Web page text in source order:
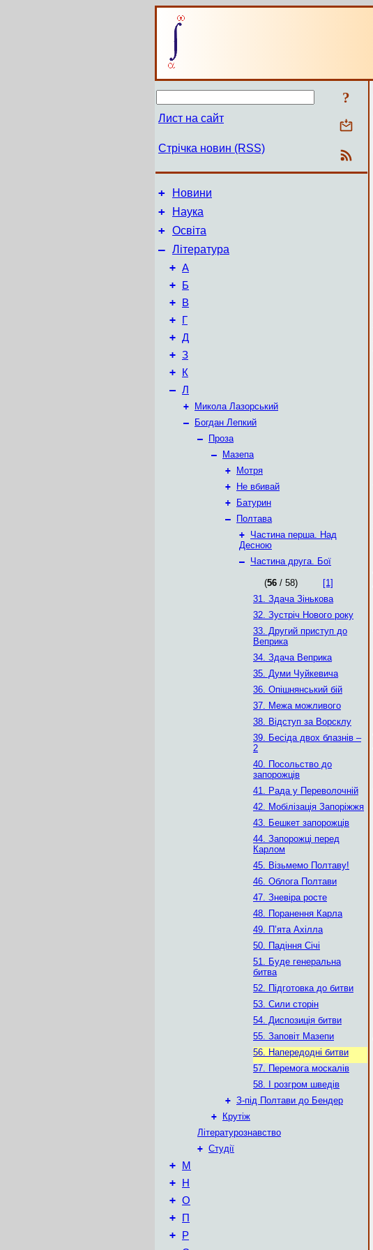
?
Лист на сайт
Стрічка новин (RSS)
+ Новини
+ Наука
+ Освіта
– Література
+ А
+ Б
+ В
+ Г
+ Д
+ З
+ К
– Л
+
Микола Лазорський
–
Богдан Лепкий
–
Проза
–
Мазепа
+
Мотря
+
Не вбивай
+
Батурин
–
Полтава
+ Частина перша. Над
Десною
– Частина друга. Бої
(56 / 58)
[1]
31. Здача Зінькова
32. Зустріч Нового року
33. Другий приступ до
Веприка
34. Здача Веприка
35. Думи Чуйкевича
36. Опішнянський бій
37. Межа можливого
38. Відступ за Ворсклу
39. Бесіда двох блазнів –
2
40. Посольство до
запорожців
41. Рада у Переволочній
42. Мобілізація Запоріжжя
43. Бешкет запорожців
44. Запорожці перед
Карлом
45. Візьмемо Полтаву!
46. Облога Полтави
47. Зневіра росте
48. Поранення Карла
49. П’ята Ахілла
50. Падіння Січі
51. Буде генеральна
битва
52. Підготовка до битви
53. Сили сторін
54. Диспозиція битви
55. Заповіт Мазепи
56. Напередодні битви
57. Перемога москалів
58. І розгром шведів
+ З-під Полтави до Бендер
+
Крутіж
Літературознавство
+ Студії
+ М
+ Н
+ О
+ П
+ Р